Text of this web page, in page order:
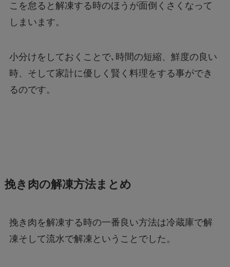
こを怠ると解凍する時のほうが面倒くさくなって
しまいます。
小分けをしておくことで､時間の短縮、鮮度の良い
時、そして家計に優しく賢く料理をする事ができ
るのです。
挽き肉の解凍方法まとめ
挽き肉を解凍する時の一番良い方法は冷蔵庫で解
凍そして流水で解凍ということでした。